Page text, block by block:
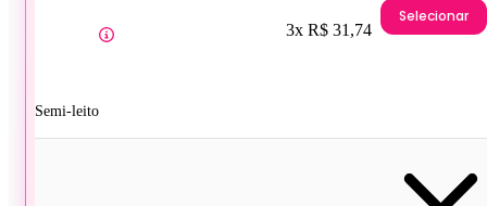
Semi-leito
3x R$ 31,74
Selecionar